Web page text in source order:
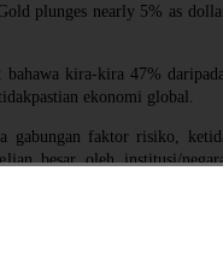
plunges nearly 5% as
kira‐kira 47%
ekonomi global.
gabungan faktor risiko,
besar oleh institusi/
muncul (contoh: